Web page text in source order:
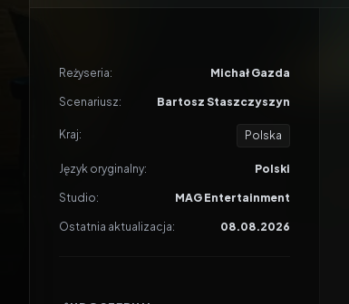
Reżyseria: Michał Gazda
Scenariusz: Bartosz Staszczyszyn
Kraj: Polska
Język oryginalny: Polski
Studio: MAG Entertainment
Ostatnia aktualizacja: 08.08.2026